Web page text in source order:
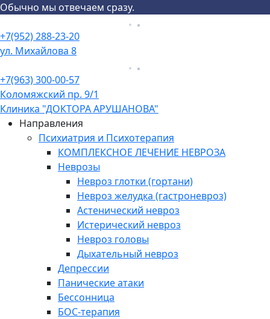
Обычно мы отвечаем сразу.
to
content
+7(952) 288-23-20
ул. Михайлова 8
+7(963) 300-00-57
Коломяжский пр. 9/1
Клиника "ДОКТОРА АРУШАНОВА"
Направления
Психиатрия и Психотерапия
КОМПЛЕКСНОЕ ЛЕЧЕНИЕ НЕВРОЗА
Неврозы
Невроз глотки (гортани)
Невроз желудка (гастроневроз)
Астенический невроз
Истерический невроз
Невроз головы
Дыхательный невроз
Депрессии
Панические атаки
Бессонница
БОС-терапия